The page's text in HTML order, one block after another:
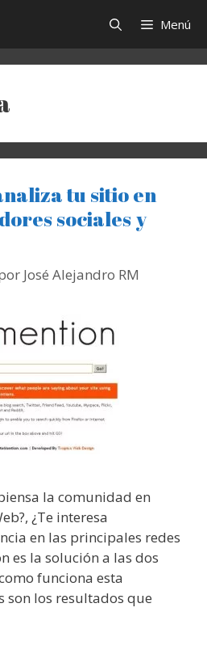
Menú
tu sitio en
sociales y
José Alejandro RM
la comunidad en
¿Te interesa
en las principales redes
es la solución a las dos
funciona esta
son los resultados que